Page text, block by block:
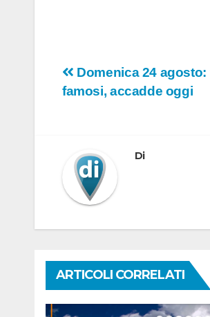
Navigazione
articoli
Domenica 24
famosi, accadde oggi
Di
ARTICOLI CORRELATI